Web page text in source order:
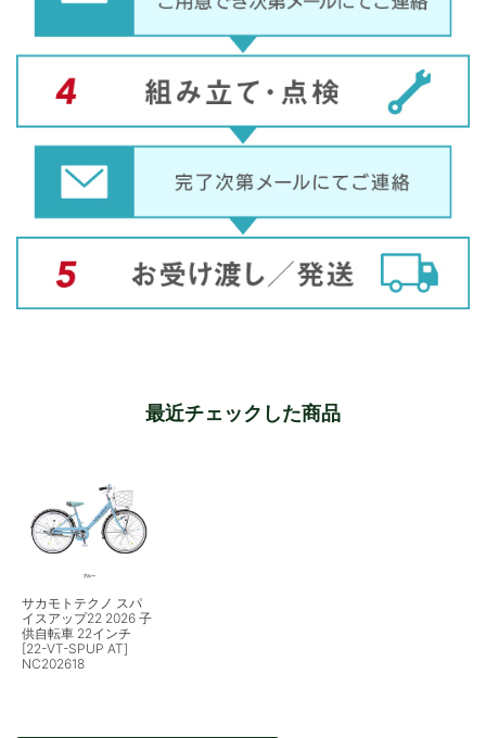
最近チェックした商品
サカモトテクノ スパ
イスアップ22 2026 子
供自転車 22インチ
[22-VT-SPUP AT]
NC202618